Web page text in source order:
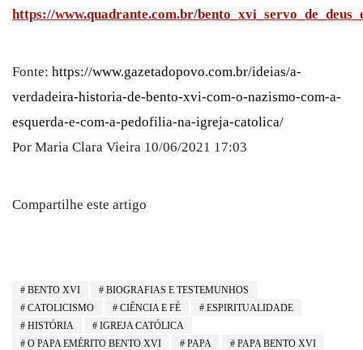
https://www.quadrante.com.br/
Fonte: https://www.gazetadopovo.com.br/ideias/a-
verdadeira-historia-de-bento-xvi-com-o-nazismo-com-a-
esquerda-e-com-a-pedofilia-na-igreja-catolica/
Por Maria Clara Vieira 10/06/2021 17:03
Compartilhe este artigo
BENTO XVI
BIOGRAFIAS E TESTEMUNHOS
CATOLICISMO
CIÊNCIA E FÉ
ESPIRITUALIDADE
HISTÓRIA
IGREJA CATÓLICA
O PAPA EMÉRITO BENTO XVI
PAPA
PAPA BENTO XVI